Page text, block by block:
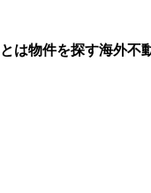
は物件を探す海外不